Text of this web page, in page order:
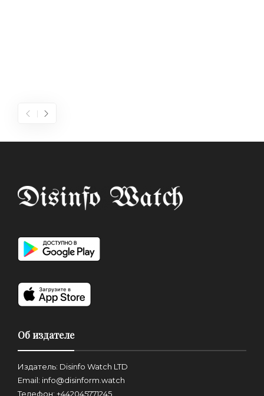
Об издателе
Издатель: Disinfo Watch LTD
Email: info@disinform.watch
Телефон: +442045771245